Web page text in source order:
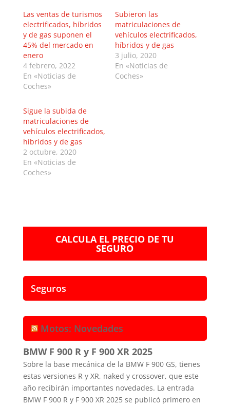
Las ventas de turismos
electrificados, híbridos
y de gas suponen el
45% del mercado en
enero
4 febrero, 2022
En «Noticias de
Coches»
Subieron las
matriculaciones de
vehículos electrificados,
híbridos y de gas
3 julio, 2020
En «Noticias de
Coches»
Sigue la subida de
matriculaciones de
vehículos electrificados,
híbridos y de gas
2 octubre, 2020
En «Noticias de
Coches»
CALCULA EL PRECIO DE TU
SEGURO
Seguros
Motos: Novedades
BMW F 900 R y F 900 XR 2025
Sobre la base mecánica de la BMW F 900 GS, tienes
estas versiones R y XR, naked y crossover, que este
año recibirán importantes novedades. La entrada
BMW F 900 R y F 900 XR 2025 se publicó primero en